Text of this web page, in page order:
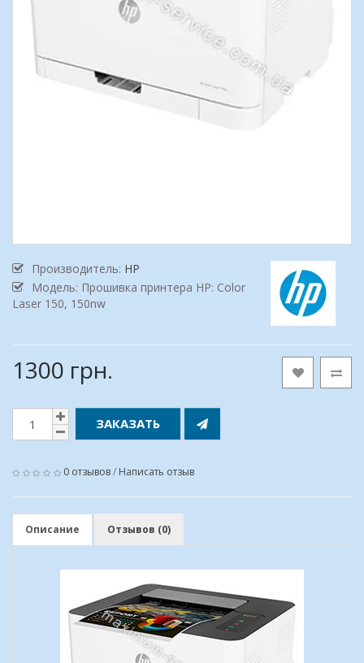
Производитель: HP
Модель: Прошивка принтера HP: Color
Laser 150, 150nw
1300 грн.
ЗАКАЗАТЬ
0 отзывов/ Написать отзыв
Описание Отзывов (0)